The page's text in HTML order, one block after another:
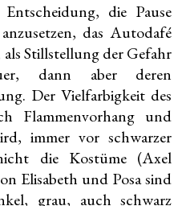
die Pause
das Autodafé
Stillstellung der Gefahr
dann aber deren
Der Vielfarbigkeit des
Flammenvorhang und
immer vor schwarzer
die Kostüme (Axel
Elisabeth und Posa sind
grau, auch schwarz